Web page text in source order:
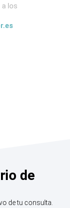
a los
de
de tu consulta.